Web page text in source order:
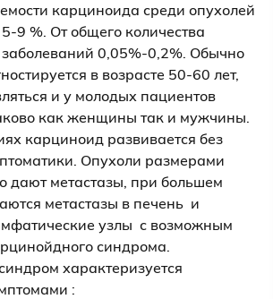
карциноида среди опухолей
9 %. От общего количества
заболеваний 0,05%-0,2%. Обычно
в возрасте 50-60 лет,
и у молодых пациентов
как женщины так и мужчины.
карциноид развивается без
Опухоли размерами
дают метастазы, при большем
метастазы в печень и
узлы с возможным
синдрома.
характеризуется
: